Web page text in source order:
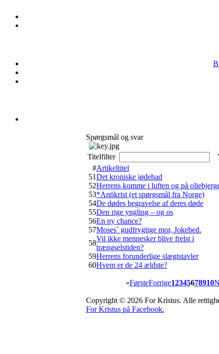
Spørgsmål og svar
Titelfilter
#Artikeltitel
51Det kroniske jødehad
52Herrens komme i luften og på
53*Antikrist (et spørgsmål fra Norge)
54De dødes begravelse af deres døde
55Den rige yngling – og os
56En ny chance?
57Moses´ gudfrygtige mor, Jokebed.
58
Vil ikke mennesker blive frelst i
trængselstiden?
59Herrens forunderlige slægtstavler
60Hvem er de 24 ældste?
«FørsteForrige12345678910
Copyright © 2026 For Kristus. Alle
For Kristus på Facebook.